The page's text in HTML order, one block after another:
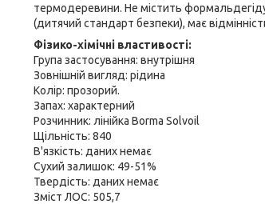
термодеревини. Не містить
(дитячий стандарт безпеки), має
Фізико-хімічні властивості:
Група застосування: внутрішня
Зовнішній вигляд: рідина
Колір: прозорий.
Запах: характерний
Розчинник: лінійка Borma Solvoil
Щільність: 840
В'язкість: даних немає
Сухий залишок: 49-51%
Твердість: даних немає
Зміст ЛОС: 505,7